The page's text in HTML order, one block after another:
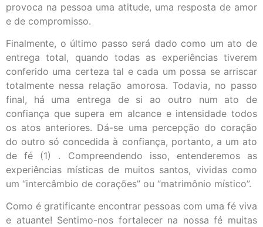
provoca na pessoa uma atitude, uma resposta de amor
e de compromisso.
Finalmente, o último passo será dado como um ato de
entrega total, quando todas as experiências tiverem
conferido uma certeza tal e cada um possa se arriscar
totalmente nessa relação amorosa. Todavia, no passo
final, há uma entrega de si ao outro num ato de
confiança que supera em alcance e intensidade todos
os atos anteriores. Dá-se uma percepção do coração
do outro só concedida à confiança, portanto, a um ato
de fé (1) . Compreendendo isso, entenderemos as
experiências místicas de muitos santos, vividas como
um “intercâmbio de corações” ou “matrimônio místico”.
Como é gratificante encontrar pessoas com uma fé viva
e atuante! Sentimo-nos fortalecer na nossa fé muitas